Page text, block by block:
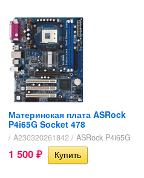
Материнская плата ASRock
P4i65G Socket 478
/ A230320261842 / ASRock P4i65G
1 500 ₽